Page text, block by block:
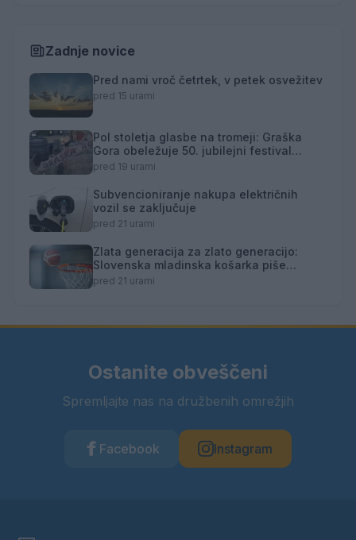
Zadnje novice
Pred nami vroč četrtek, v petek osvežitev
pred 15 urami
Pol stoletja glasbe na tromeji: Graška
Gora obeležuje 50. jubilejni festival
narodno-zabavne glasbe
pred 19 urami
Subvencioniranje nakupa električnih
vozil se zaključuje
pred 21 urami
Zlata generacija za zlato generacijo:
Slovenska mladinska košarka piše
zgodovino
pred 21 urami
Ostanite obveščeni
Spremljajte nas na družbenih omrežjih
Facebook Instagram